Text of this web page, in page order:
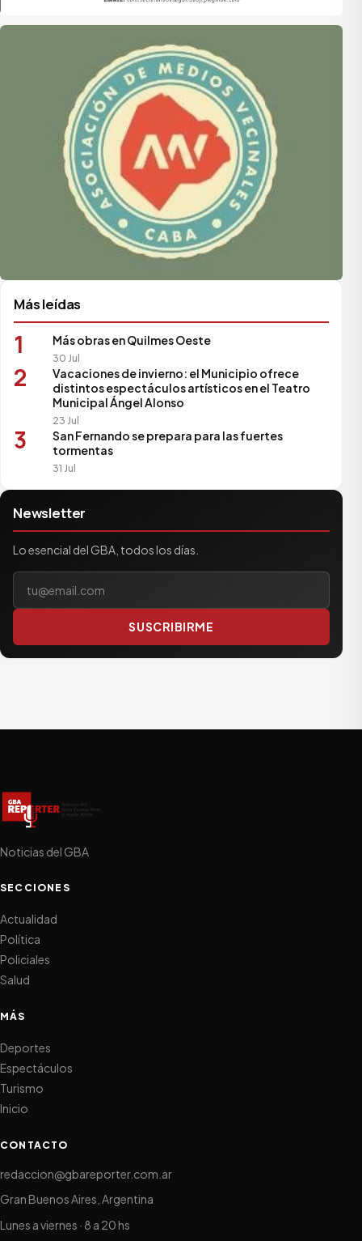
Asociación de Medios Vecinales
Más leídas
1 Más obras en Quilmes Oeste
30 Jul
2
Vacaciones de invierno: el Municipio ofrece
distintos espectáculos artísticos en el Teatro
Municipal Ángel Alonso
23 Jul
3
San Fernando se prepara para las fuertes
tormentas
31 Jul
Newsletter
Lo esencial del GBA, todos los días.
SUSCRIBIRME
Noticias del GBA
SECCIONES
Actualidad
Política
Policiales
Salud
MÁS
Deportes
Espectáculos
Turismo
Inicio
CONTACTO
redaccion@gbareporter.com.ar
Gran Buenos Aires, Argentina
Lunes a viernes · 8 a 20 hs